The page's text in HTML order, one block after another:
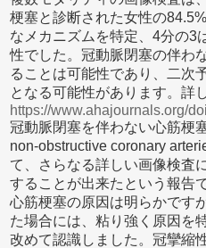
梗塞と診断された女性の
なメカニズムを特定、4分の3
性でした。冠動脈閉塞の伴わ
ることは可能性であり、二次
となる可能性があります。詳
https://www.ahajournals.org/
冠動脈閉塞を伴わない心筋梗
non-obstructive coronary
て、さらなる詳しい画像検査
することが出来たという報告
心筋梗塞の原因は明らかです
た場合には、粘り強く原因を
改めて認識しました。冠攣縮